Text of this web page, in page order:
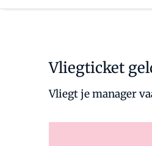
Vliegticket
Vliegt je manager